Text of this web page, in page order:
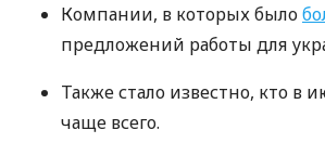
Компании, в которых было
предложений работы для
Также стало известно, кто в
чаще всего.